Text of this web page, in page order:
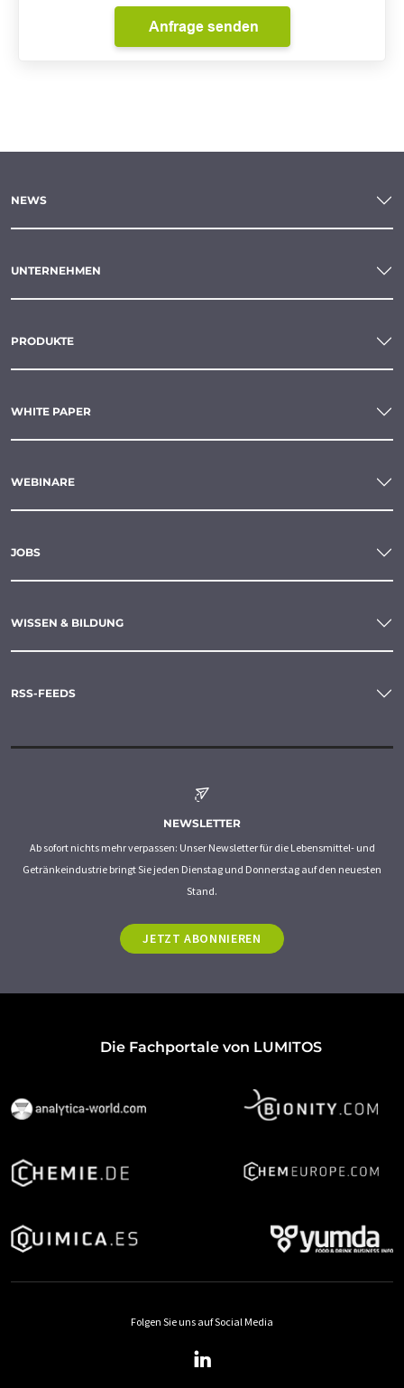
Anfrage senden
NEWS
UNTERNEHMEN
PRODUKTE
WHITE PAPER
WEBINARE
JOBS
WISSEN & BILDUNG
RSS-FEEDS
NEWSLETTER
Ab sofort nichts mehr verpassen: Unser Newsletter für die Lebensmittel- und
Getränkeindustrie bringt Sie jeden Dienstag und Donnerstag auf den neuesten
Stand.
JETZT ABONNIEREN
Die Fachportale von LUMITOS
Folgen Sie uns auf Social Media